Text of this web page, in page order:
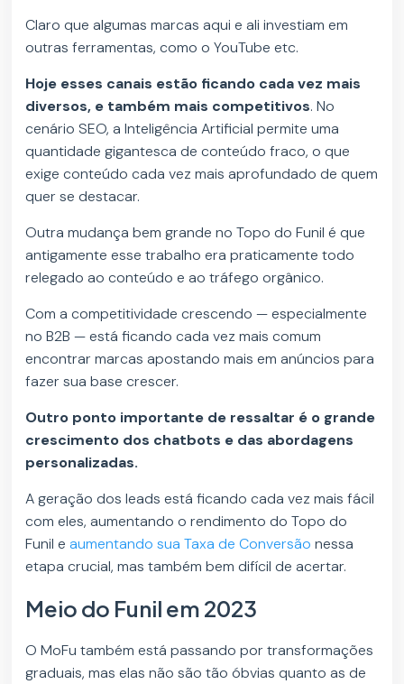
Claro que algumas marcas aqui e ali investiam em
outras ferramentas, como o YouTube etc.
Hoje esses canais estão ficando cada vez mais
diversos, e também mais competitivos. No
cenário SEO, a Inteligência Artificial permite uma
quantidade gigantesca de conteúdo fraco, o que
exige conteúdo cada vez mais aprofundado de quem
quer se destacar.
Outra mudança bem grande no Topo do Funil é que
antigamente esse trabalho era praticamente todo
relegado ao conteúdo e ao tráfego orgânico.
Com a competitividade crescendo — especialmente
no B2B — está ficando cada vez mais comum
encontrar marcas apostando mais em anúncios para
fazer sua base crescer.
Outro ponto importante de ressaltar é o grande
crescimento dos chatbots e das abordagens
personalizadas.
A geração dos leads está ficando cada vez mais fácil
com eles, aumentando o rendimento do Topo do
Funil eaumentando sua Taxa de Conversão nessa
etapa crucial, mas também bem difícil de acertar.
Meio do Funil em 2023
O MoFu também está passando por transformações
graduais, mas elas não são tão óbvias quanto as de